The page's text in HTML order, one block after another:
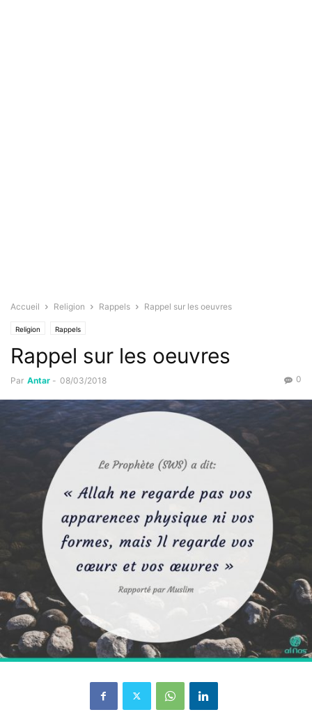
Accueil Religion Rappels Rappel sur les oeuvres
Religion Rappels
Rappel sur les oeuvres
Par Antar - 08/03/2018 0